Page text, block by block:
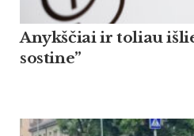
Anykščiai ir toliau
sostine”